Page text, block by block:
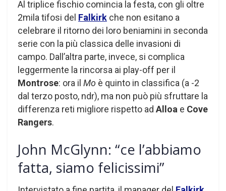
Al triplice fischio comincia la festa, con gli oltre
2mila tifosi del Falkirk che non esitano a
celebrare il ritorno dei loro beniamini in seconda
serie con la più classica delle invasioni di
campo. Dall’altra parte, invece, si complica
leggermente la rincorsa ai play-off per il
Montrose: ora il Mo è quinto in classifica (a -2
dal terzo posto, ndr), ma non può più sfruttare la
differenza reti migliore rispetto ad Alloa e Cove
Rangers.
John McGlynn: “ce l’abbiamo
fatta, siamo felicissimi”